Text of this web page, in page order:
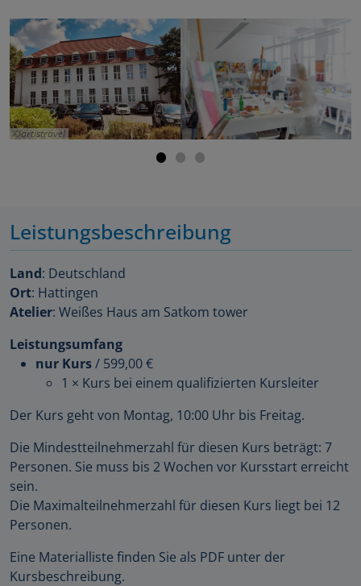
artistravel
Leistungsbeschreibung
Land: Deutschland
Ort: Hattingen
Atelier: Weißes Haus am Satkom tower
Leistungsumfang
nur Kurs/ 599,00 €
1 × Kurs bei einem qualifizierten Kursleiter
Der Kurs geht von Montag, 10:00 Uhr bis Freitag.
Die Mindestteilnehmerzahl für diesen Kurs beträgt: 7
Personen. Sie muss bis 2 Wochen vor Kursstart erreicht
sein.
Die Maximalteilnehmerzahl für diesen Kurs liegt bei 12
Personen.
Eine Materialliste finden Sie als PDF unter der
Kursbeschreibung.